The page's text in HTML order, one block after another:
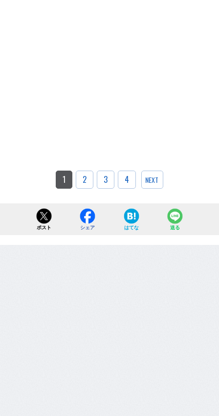
1 2 3 4 NEXT
ポスト シェア はてな 送る